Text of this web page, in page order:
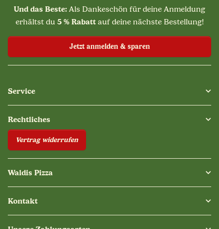
Und das Beste: Als Dankeschön für deine Anmeldung
erhältst du 5 % Rabattauf deine nächste Bestellung!
Jetzt anmelden & sparen
Service
Rechtliches
Vertrag widerrufen
Waldis Pizza
Kontakt